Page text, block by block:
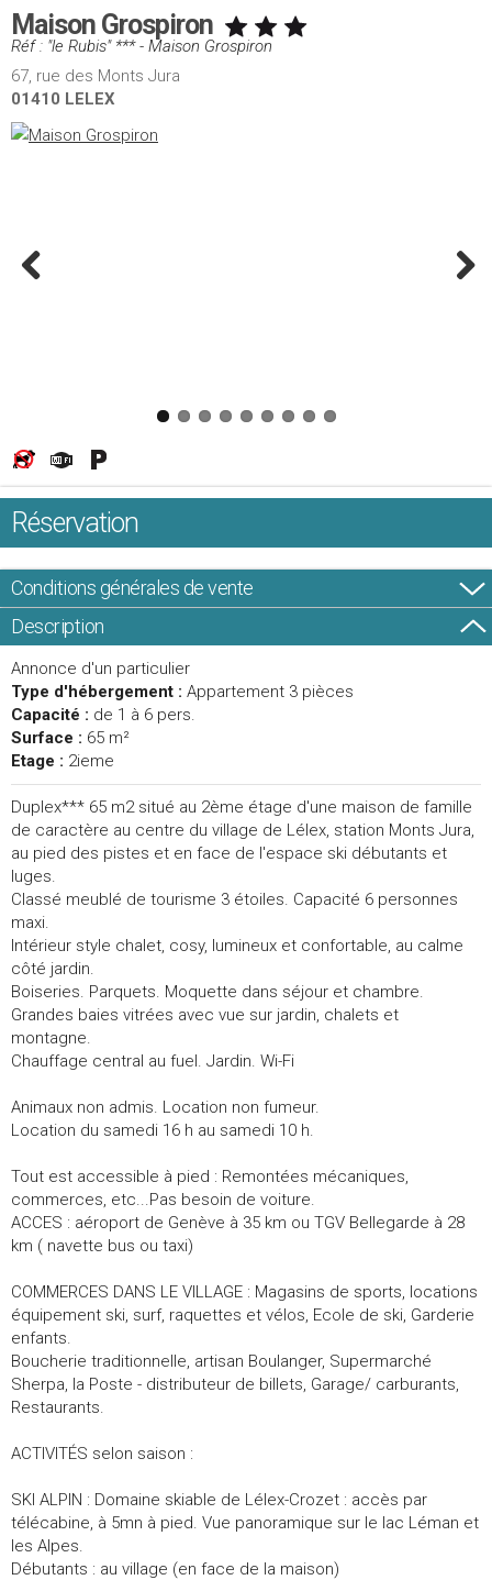
Maison Grospiron
Réf : "le Rubis" *** - Maison Grospiron
67, rue des Monts Jura
01410 LELEX
Réservation
Conditions générales de vente
Description
Annonce d'un particulier
Type d'hébergement : Appartement 3 pièces
Capacité : de 1 à 6 pers.
Surface : 65 m²
Etage : 2ieme
Duplex*** 65 m2 situé au 2ème étage d'une maison de famille
de caractère au centre du village de Lélex, station Monts Jura,
au pied des pistes et en face de l'espace ski débutants et
luges.
Classé meublé de tourisme 3 étoiles. Capacité 6 personnes
maxi.
Intérieur style chalet, cosy, lumineux et confortable, au calme
côté jardin.
Boiseries. Parquets. Moquette dans séjour et chambre.
Grandes baies vitrées avec vue sur jardin, chalets et
montagne.
Chauffage central au fuel. Jardin. Wi-Fi
Animaux non admis. Location non fumeur.
Location du samedi 16 h au samedi 10 h.
Tout est accessible à pied : Remontées mécaniques,
commerces, etc...Pas besoin de voiture.
ACCES : aéroport de Genève à 35 km ou TGV Bellegarde à 28
km ( navette bus ou taxi)
COMMERCES DANS LE VILLAGE : Magasins de sports, locations
équipement ski, surf, raquettes et vélos, Ecole de ski, Garderie
enfants.
Boucherie traditionnelle, artisan Boulanger, Supermarché
Sherpa, la Poste - distributeur de billets, Garage/ carburants,
Restaurants.
ACTIVITÉS selon saison :
SKI ALPIN : Domaine skiable de Lélex-Crozet : accès par
télécabine, à 5mn à pied. Vue panoramique sur le lac Léman et
les Alpes.
Débutants : au village (en face de la maison)